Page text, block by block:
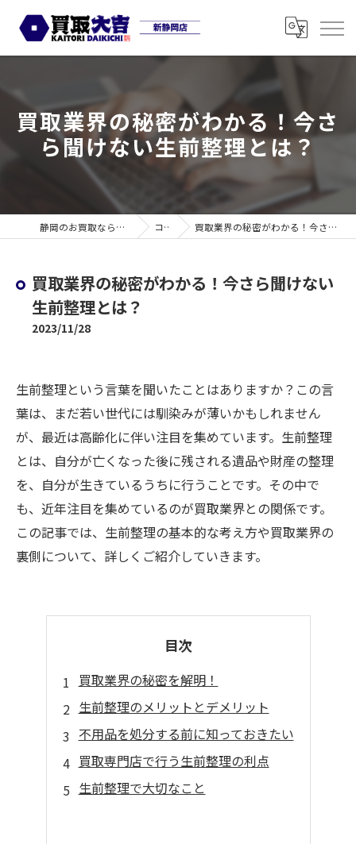
買取業界の秘密がわかる！今さ
ら聞けない生前整理とは？
静岡のお買取なら買取大吉 新静岡店 コラム 買取業界の秘密がわかる！今さら聞けない生前整理とは？
買取業界の秘密がわかる！今さら聞けない
生前整理とは？
2023/11/28
生前整理という言葉を聞いたことはありますか？この言
葉は、まだ若い世代には馴染みが薄いかもしれません
が、最近は高齢化に伴い注目を集めています。生前整理
とは、自分が亡くなった後に残される遺品や財産の整理
を、自分が生きているうちに行うことです。その中で
も、近年注目を集めているのが買取業界との関係です。
この記事では、生前整理の基本的な考え方や買取業界の
裏側について、詳しくご紹介していきます。
目次
買取業界の秘密を解明！
生前整理のメリットとデメリット
不用品を処分する前に知っておきたい
買取専門店で行う生前整理の利点
生前整理で大切なこと